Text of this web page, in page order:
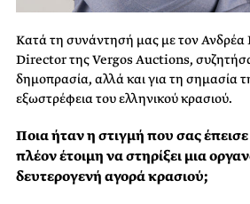
Κατά τη συνάντησή μας με τον
Director της Vergos Auctions,
δημοπρασία, αλλά και για τη σημασία
εξωστρέφεια του ελληνικού κρασιού.
Ποια ήταν η στιγμή που σας έπεισε
πλέον έτοιμη να στηρίξει μια
δευτερογενή αγορά κρασιού;